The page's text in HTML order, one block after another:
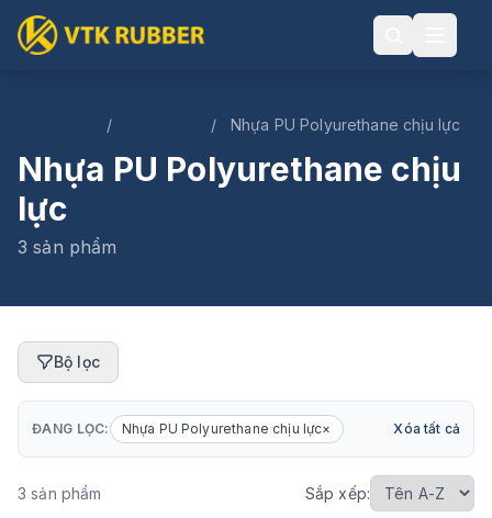
/ / Nhựa PU Polyurethane chịu lực
Nhựa PU Polyurethane chịu
lực
3 sản phẩm
Bộ lọc
ĐANG LỌC: Nhựa PU Polyurethane chịu lực× Xóa tất cả
3 sản phẩm Sắp xếp: